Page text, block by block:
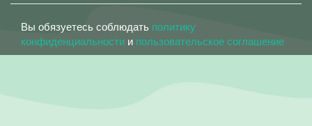
Вы обязуетесь соблюдать политику
конфиденциальности и пользовательское соглашение